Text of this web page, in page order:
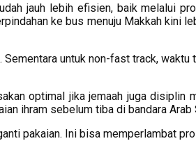
jauh lebih efisien, baik melalui
ke bus menuju Makkah kini
untuk non-fast track, waktu
optimal jika jemaah juga disiplin
ihram sebelum tiba di bandara Arab
pakaian. Ini bisa memperlambat